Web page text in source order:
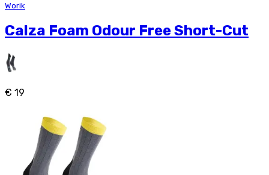
Worik
Calza Foam Odour Free Short-Cut
€ 19